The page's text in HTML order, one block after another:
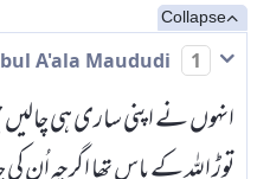
Collapse
1
انہوں نے اپنی ساری ہی